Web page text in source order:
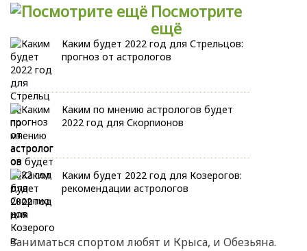
Посмотрите
ещё
Каким будет 2022 год для Стрельцов:
прогноз от астрологов
Каким по мнению астрологов будет
2022 год для Скорпионов
Каким будет 2022 год для Козерогов:
рекомендации астрологов
Заниматься спортом любят и Крыса, и Обезьяна.